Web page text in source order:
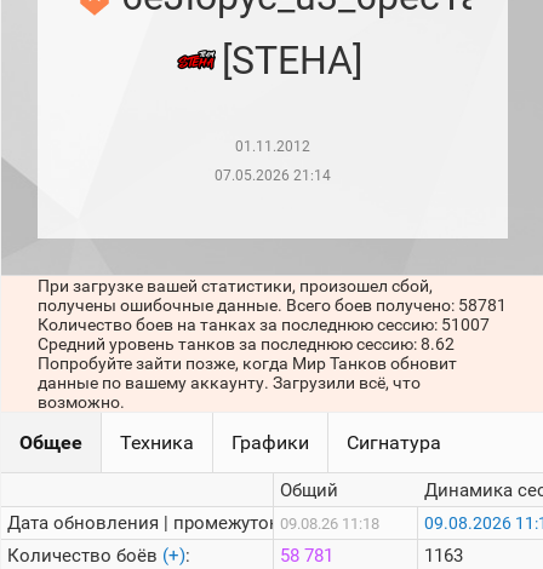
игроков
Кланы
Статистика
стримеров
Информация
Онлайн
Цветовая
шкала
[STEHA]
01.11.2012
07.05.2026 21:14
При загрузке вашей статистики, произошел сбой,
получены ошибочные данные. Всего боев получено: 58781
Количество боев на танках за последнюю сессию: 51007
Средний уровень танков за последнюю сессию: 8.62
Попробуйте зайти позже, когда Мир Танков обновит
данные по вашему аккаунту. Загрузили всё, что
возможно.
Общее Техника Графики Сигнатура
Дата обновления | промежуток:
Количество боёв (+):
Общий
09.08.26 11:18
58 781
Динамика
09.08.2026
1163